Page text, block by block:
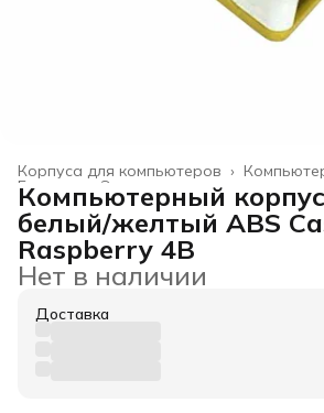
Корпуса для компьютеров ›
Электроника
Главная
Компьютерный
белый/желтый ABS
Raspberry 4B
Нет в наличии
Доставка